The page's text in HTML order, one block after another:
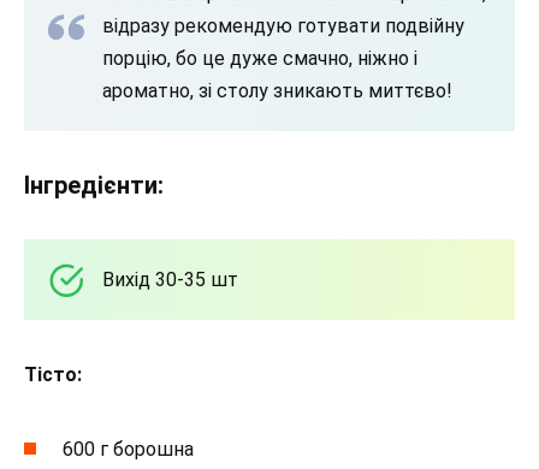
відразу рекомендую готувати подвійну
порцію, бо це дуже смачно, ніжно і
ароматно, зі столу зникають миттєво!
Інгредієнти:
Вихід 30-35 шт
Тісто:
600 г борошна